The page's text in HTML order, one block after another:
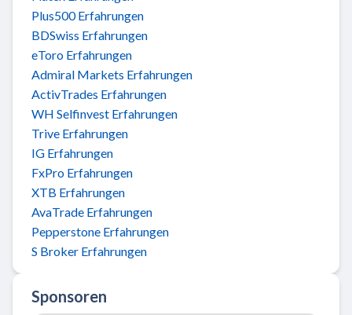
Plus500 Erfahrungen
BDSwiss Erfahrungen
eToro Erfahrungen
Admiral Markets Erfahrungen
ActivTrades Erfahrungen
WH Selfinvest Erfahrungen
Trive Erfahrungen
IG Erfahrungen
FxPro Erfahrungen
XTB Erfahrungen
AvaTrade Erfahrungen
Pepperstone Erfahrungen
S Broker Erfahrungen
Sponsoren